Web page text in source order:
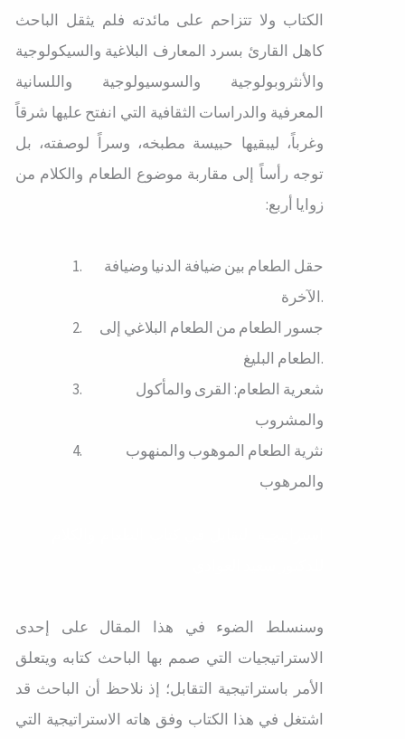
الكتاب ولا تتزاحم على مائدته فلم يثقل الباحث
كاهل القارئ بسرد المعارف البلاغية والسيكولوجية
والأنثروبولوجية والسوسيولوجية واللسانية
المعرفية والدراسات الثقافية التي انفتح عليها شرقاً
وغرباً، ليبقيها حبيسة مطبخه، وسراً لوصفته، بل
توجه رأساً إلى مقاربة موضوع الطعام والكلام من
زوايا أربع:
حقل الطعام بين ضيافة الدنيا وضيافة
الآخرة.
جسور الطعام من الطعام البلاغي إلى
الطعام البليغ.
شعرية الطعام: القرى والمأكول
والمشروب
نثرية الطعام الموهوب والمنهوب
والمرهوب
وسنسلط الضوء في هذا المقال على إحدى
الاستراتيجيات التي صمم بها الباحث كتابه ويتعلق
الأمر باستراتيجية التقابل؛ إذ نلاحظ أن الباحث قد
اشتغل في هذا الكتاب وفق هاته الاستراتيجية التي